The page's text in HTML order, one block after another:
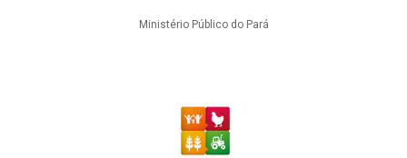
Ministério Público do Pará